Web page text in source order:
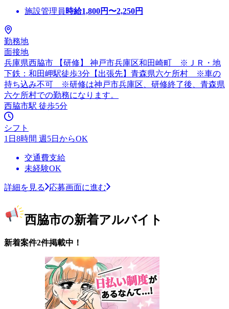
施設管理員 時給1,800円〜2,250円
勤務地
面接地
兵庫県西脇市 【研修】 神戸市兵庫区和田崎町 ※ＪＲ・地
下鉄：和田岬駅徒歩3分【出張先】青森県六ケ所村 ※車の
持ち込み不可 ※研修は神戸市兵庫区、研修終了後、青森県
六ケ所村での勤務になります。
西脇市駅 徒歩5分
シフト
1日8時間 週5日からOK
交通費支給
未経験OK
詳細を見る 応募画面に進む
西脇市の新着アルバイト
新着案件2件掲載中！